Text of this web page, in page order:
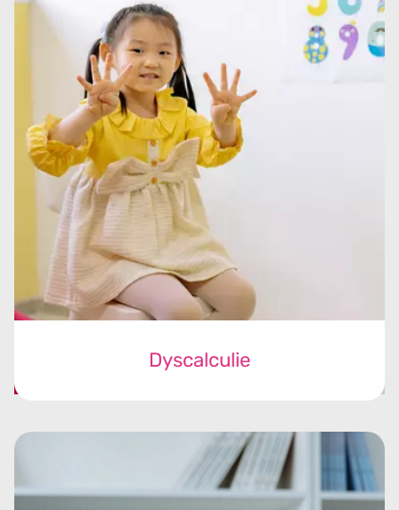
Dyscalculie